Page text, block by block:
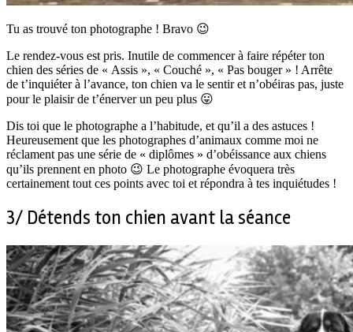
Tu as trouvé ton photographe ! Bravo 😉
Le rendez-vous est pris. Inutile de commencer à faire répéter ton
chien des séries de « Assis », « Couché », « Pas bouger » ! Arrête
de t’inquiéter à l’avance, ton chien va le sentir et n’obéiras pas, juste
pour le plaisir de t’énerver un peu plus 😛
Dis toi que le photographe a l’habitude, et qu’il a des astuces !
Heureusement que les photographes d’animaux comme moi ne
réclament pas une série de « diplômes » d’obéissance aux chiens
qu’ils prennent en photo 😉 Le photographe évoquera très
certainement tout ces points avec toi et répondra à tes inquiétudes !
3/ Détends ton chien avant la séance